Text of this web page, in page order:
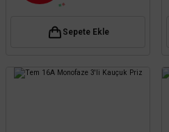
Sepete Ekle